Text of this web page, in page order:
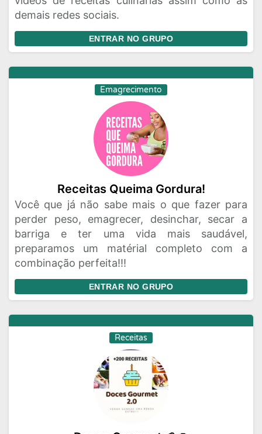
demais redes sociais.
ENTRAR NO GRUPO
Emagrecimento
Receitas Queima Gordura!
Você que já não sabe mais o que fazer para
perder peso, emagrecer, desinchar, secar a
barriga e ter uma vida mais saudável,
preparamos um matérial completo com a
combinação perfeita!!!
ENTRAR NO GRUPO
Receitas